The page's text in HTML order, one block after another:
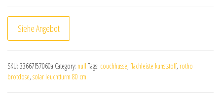
Siehe Angebot
SKU: 33667f57060a Category: null Tags: couchhusse, flachleiste kunststoff, rotho
brotdose, solar leuchtturm 80 cm